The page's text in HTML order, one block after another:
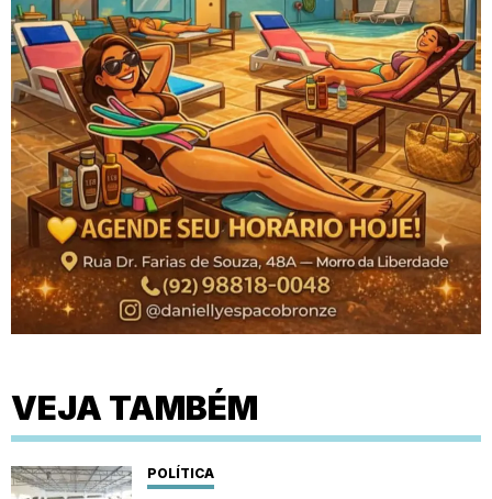
VEJA TAMBÉM
POLÍTICA